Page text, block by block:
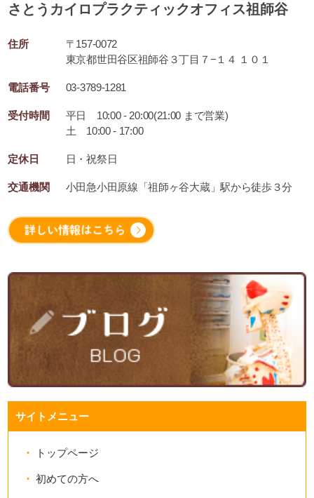
さとうカイロプラクティックオフィス祖師谷
住所
〒157-0072
東京都世田谷区祖師谷３丁目７−１４ １０１
電話番号 03-3789-1281
受付時間
平日 10:00 - 20:00(21:00 まで営業)
土 10:00 - 17:00
定休日 日・祝祭日
交通機関 小田急小田原線「祖師ヶ谷大蔵」駅から徒歩３分
サイトメニュー
トップページ
初めての方へ